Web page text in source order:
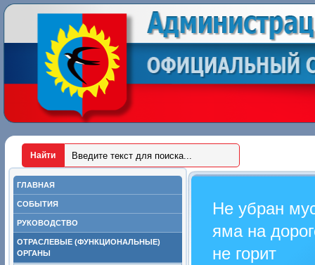
ГЛАВНАЯ
СОБЫТИЯ
РУКОВОДСТВО
ОТРАСЛЕВЫЕ (ФУНКЦИОНАЛЬНЫЕ)
ОРГАНЫ
Не убран
яма на
не горит